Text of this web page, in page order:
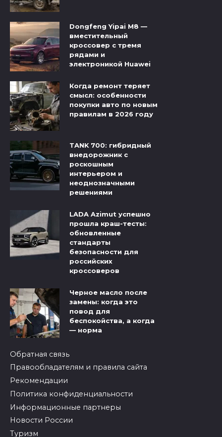
Dongfeng Yipai M8 —
вместительный
кроссовер с тремя
рядами и
электроникой Huawei
Когда ремонт теряет
смысл: особенности
покупки авто по новым
правилам в 2026 году
TANK 700: гибридный
внедорожник с
роскошным
интерьером и
неоднозначными
решениями
LADA Azimut успешно
прошла краш-тесты:
обновленные
стандарты
безопасности для
российских
кроссоверов
Черное масло после
замены: когда это
повод для
беспокойства, а когда
— норма
Обратная связь
Правообладателям и правила сайта
Рекомендации
Политика конфиденциальности
Информационные партнеры
Новости России
Туризм